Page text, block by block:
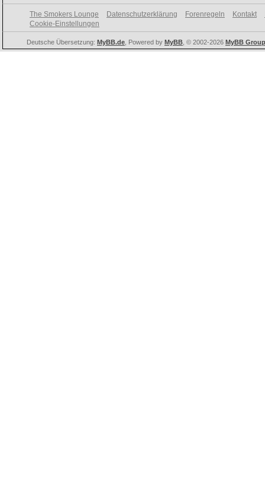
The Smokers Lounge Datenschutzerklärung Forenregeln Kontakt
Cookie-Einstellungen
Deutsche Übersetzung: MyBB.de , Powered by MyBB , © 2002-2026 MyBB Group